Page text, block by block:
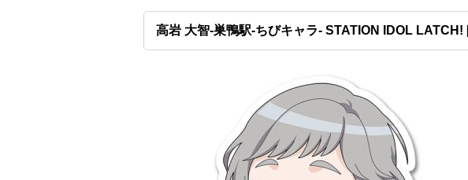
高岩 大智-巣鴨駅-ちびキャラ- STATION IDOL LATCH!